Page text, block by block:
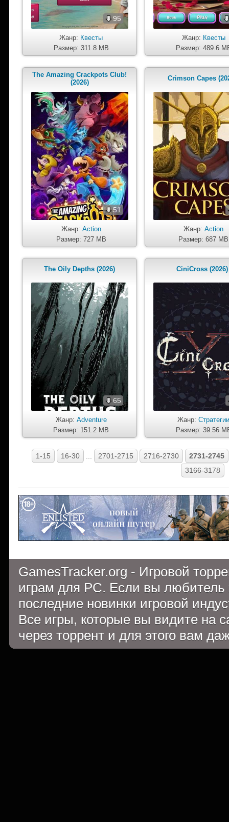
95
Жанр: Квесты
Размер: 311.8 MB
Жанр: Квесты
Размер: 489.6
The Amazing Crackpots Club!
(2026)
51
Жанр: Action
Размер: 727 MB
Crimson Capes
Жанр:Action
Размер: 687 MB
The Oily Depths (2026)
65
Жанр: Adventure
Размер: 151.2 MB
CiniCross (2026)
Жанр:
Размер: 39.56
1-15 16-30 2701-2715 2716-2730
2731-2745
3166-3178
GamesTracker.org - Игровой
играм для PC. Если вы
последние новинки игровой
Все игры, которые вы видите на
через торрент и для этого вам